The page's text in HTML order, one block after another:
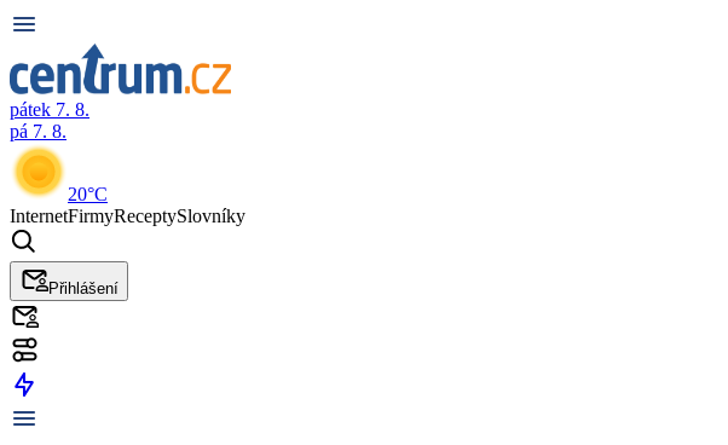
pátek 7. 8.
pá 7. 8.
20°C
InternetFirmyReceptySlovníky
Přihlášení